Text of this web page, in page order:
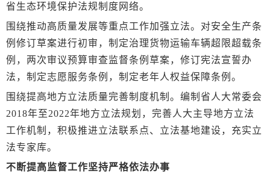
省生态环境保护法规制度网络。
围绕推动高质量发展等重点工作加强立法。对安全生产条
例修订草案进行初审，制定治理货物运输车辆超限超载条
例，两次审议预算审查监督条例草案，修订宪法宣誓办
法，制定志愿服务条例，制定老年人权益保障条例。
围绕提高地方立法质量完善制度机制。编制省人大常委会
2018年至2022年地方立法规划，完善人大主导地方立法
工作机制，积极推进立法联系点、立法基地建设，充实立
法专家库。
不断提高监督工作坚持严格依法办事